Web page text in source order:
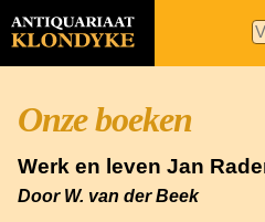
Onze boeken
Werk en leven Jan
Door W. van der Beek